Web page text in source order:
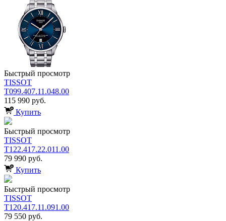
Быстрый просмотр
TISSOT
T099.407.11.048.00
115 990 руб.
Купить
Быстрый просмотр
TISSOT
T122.417.22.011.00
79 990 руб.
Купить
Быстрый просмотр
TISSOT
T120.417.11.091.00
79 550 руб.